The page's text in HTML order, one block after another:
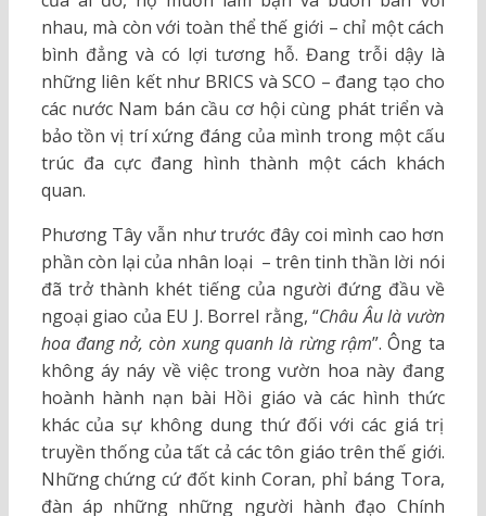
nhau, mà còn với toàn thể thế giới – chỉ một cách
bình đẳng và có lợi tương hỗ. Đang trỗi dậy là
những liên kết như BRICS và SCO – đang tạo cho
các nước Nam bán cầu cơ hội cùng phát triển và
bảo tồn vị trí xứng đáng của mình trong một cấu
trúc đa cực đang hình thành một cách khách
quan.
Phương Tây vẫn như trước đây coi mình cao hơn
phần còn lại của nhân loại – trên tinh thần lời nói
đã trở thành khét tiếng của người đứng đầu về
ngoại giao của EU J. Borrel rằng, “Châu Âu là vườn
hoa đang nở, còn xung quanh là rừng rậm”. Ông ta
không áy náy về việc trong vườn hoa này đang
hoành hành nạn bài Hồi giáo và các hình thức
khác của sự không dung thứ đối với các giá trị
truyền thống của tất cả các tôn giáo trên thế giới.
Những chứng cứ đốt kinh Coran, phỉ báng Tora,
đàn áp những những người hành đạo Chính